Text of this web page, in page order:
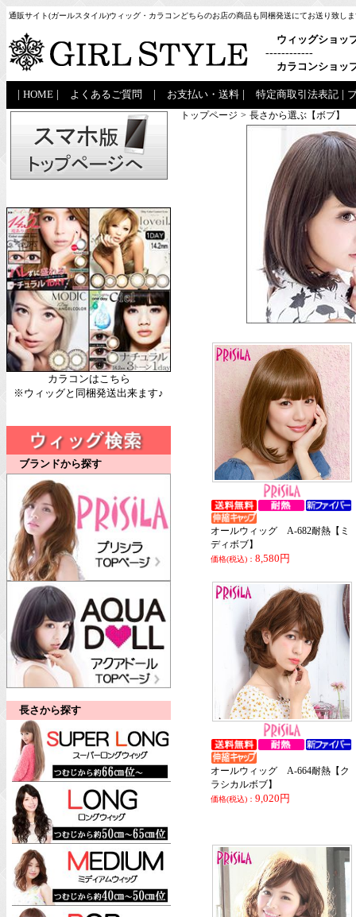
通販サイト(ガールスタイル)ウィッグ・カラコンどちらのお店の商品も同梱発送にてお送り致し
ウィッグショッ
------------
カラコンショッ
HOME よくあるご質問 お支払い・送料 特定商取引法表記
カラコンはこちら
※ウィッグと同梱発送出来ます♪
ブランドから探す
長さから探す
トップページ > 長さから選ぶ【ボブ】
オールウィッグ A-682耐熱【ミ
ディボブ】
価格(税込)： 8,580円
オールウィッグ A-664耐熱【ク
ラシカルボブ】
価格(税込)： 9,020円